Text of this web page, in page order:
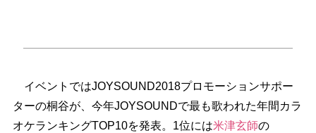
イベントではJOYSOUND2018プロモーションサポー
ターの桐谷が、今年JOYSOUNDで最も歌われた年間カラ
オケランキングTOP10を発表。1位には米津玄師の